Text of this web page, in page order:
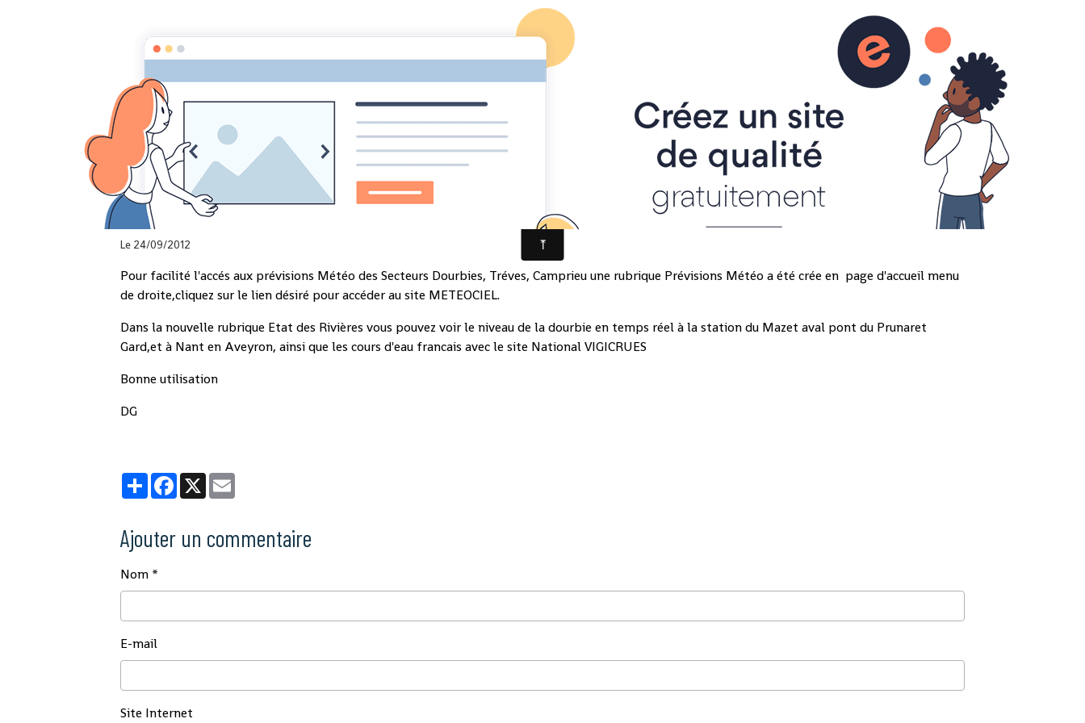
Accueil les Actualités Nouveauté Site
NOUVEAUTÉ SITE
Le 24/09/2012
Pour facilité l'accés aux prévisions Météo des Secteurs Dourbies, Tréves, Camprieu une rubrique Prévisions Météo a été crée en page d'accueil menu
de droite,cliquez sur le lien désiré pour accéder au site METEOCIEL.
Dans la nouvelle rubrique Etat des Rivières vous pouvez voir le niveau de la dourbie en temps réel à la station du Mazet aval pont du Prunaret
Gard,et à Nant en Aveyron, ainsi que les cours d'eau francais avec le site National VIGICRUES
Bonne utilisation
DG
PartagerFacebook
X
Ajouter un commentaire
Nom
E-mail
Site Internet